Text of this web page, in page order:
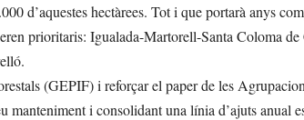
d’aquestes hectàrees. Tot i que portarà anys
prioritaris: Igualada-Martorell-Santa Coloma
(GEPIF) i reforçar el paper de les
i consolidant una línia d’ajuts anual